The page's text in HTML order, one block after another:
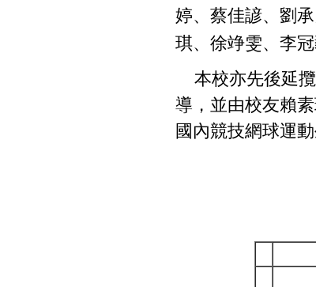
婷、蔡佳諺、劉
琪、徐竫雯、李
本校亦先後延攬
導，並由校友賴
國內競技網球運